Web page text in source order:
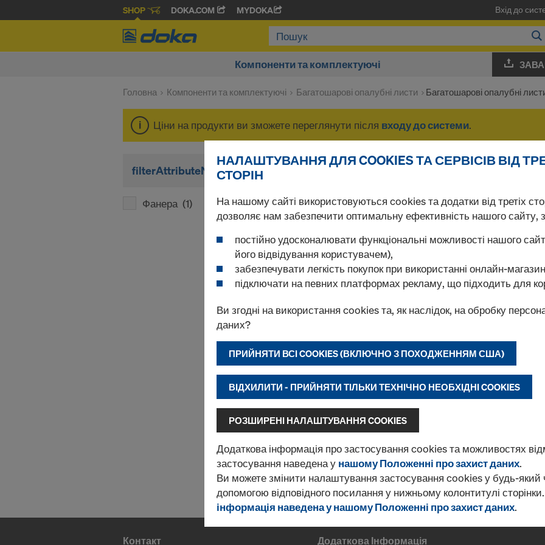
SHOP DOKA.COM MYDOKA Вхід до
Компоненти та комплектуючі
Головна Компоненти та комплектуючі Багатошарові опалубні листи Багатошарові опалубні
Ціни на продукти ви зможете переглянути після входу до системи.
filterAttributeName
Фанера (1)
Багатошарові
Ламінована
BLB ODEK
Високоякісна ламінована
Новий
Кількість
Знайдено продуктів 1 За частотою
Контакт Додаткова Інформація
НАЛАШТУВАННЯ ДЛЯ COOKIES ТА СЕРВІСІВ ВІД
СТОРІН
На нашому сайті використовуються cookies та додатки від третіх
дозволяє нам забезпечити оптимальну ефективність нашого сайту,
постійно удосконалювати функціональні можливості нашого
його відвідування користувачем),
забезпечувати легкість покупок при використанні онлайн-
підключати на певних платформах рекламу, що підходить для
Ви згодні на використання cookies та, як наслідок, на обробку
даних?
ПРИЙНЯТИ ВСІ COOKIES (ВКЛЮЧНО З ПОХОДЖЕННЯМ США)
ВІДХИЛИТИ - ПРИЙНЯТИ ТІЛЬКИ ТЕХНІЧНО НЕОБХІДНІ COOKIES
РОЗШИРЕНІ НАЛАШТУВАННЯ COOKIES
Додаткова інформація про застосування cookies та можливостях
застосування наведена у нашому Положенні про захист даних.
Ви можете змінити налаштування застосування cookies у будь-який
допомогою відповідного посилання у нижньому колонтитулі сторінки.
інформація наведена у нашому Положенні про захист даних.